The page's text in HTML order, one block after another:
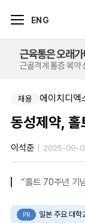
ENG
채용
동성제약,
이석준 2025-09-
“홀트 70주년 기
PR 일본 주요 대학